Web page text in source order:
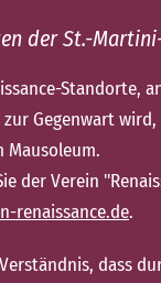
der St.-
Standorte,
Gegenwart
Mausoleum.
der Verein
renaissance.de.
dass